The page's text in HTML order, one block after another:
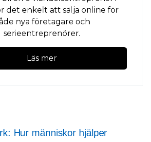
det enkelt att sälja online för
nya företagare och
serieentreprenörer.
Läs mer
Hur människor hjälper